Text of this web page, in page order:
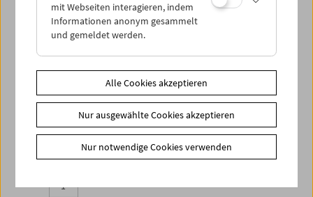
Provokation der Wirklichkeit. 50 Jahre
Oberhausener Manifest
Das Wiener Symposium
Red. Ralph Eue und Christian Schulte
SYNEMA-Publikationen
Wien 2012, 44 Seiten, mit Abbildungen, in
deutscher Sprache
ISBN 978-3-901644-47-4
Produktsicherheit
mit Webseiten interagieren, indem
Informationen anonym gesammelt
und gemeldet werden.
Alle Cookies akzeptieren
Nur ausgewählte Cookies akzeptieren
Nur notwendige Cookies verwenden